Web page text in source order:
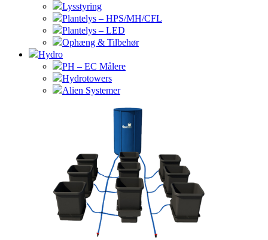
Lysstyring
Plantelys – HPS/MH/CFL
Plantelys – LED
Ophæng & Tilbehør
Hydro
PH – EC Målere
Hydrotowers
Alien Systemer